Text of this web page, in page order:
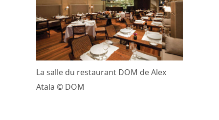
La salle du restaurant DOM de Alex
Atala © DOM